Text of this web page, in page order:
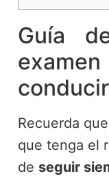
Guía
Recuerda
que tenga el
de seguir